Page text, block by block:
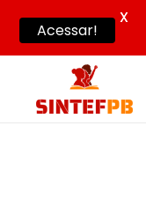
Acessar!
X